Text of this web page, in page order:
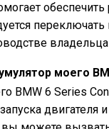
моего
BMW 6 Series